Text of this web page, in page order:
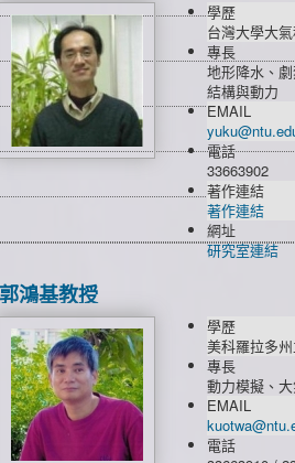
學歷
台灣大學大
專長
地形降水、
結構與動力
EMAIL
電話
33663902
著作連結
著作連結
網址
研究室連結
郭鴻基教授
學歷
美科羅拉多
專長
動力模擬、
EMAIL
電話